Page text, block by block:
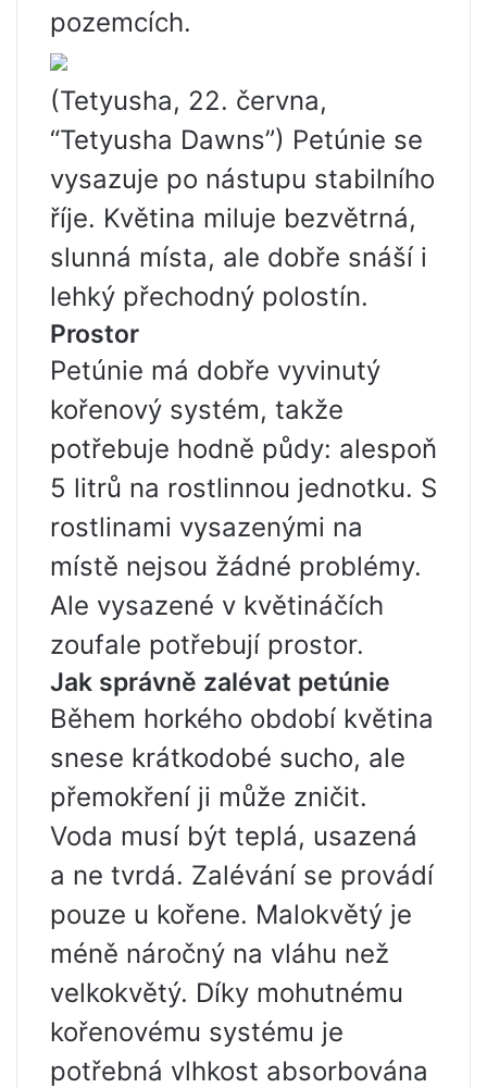
pozemcích.
(Tetyusha, 22. června,
“Tetyusha Dawns”) Petúnie se
vysazuje po nástupu stabilního
říje. Květina miluje bezvětrná,
slunná místa, ale dobře snáší i
lehký přechodný polostín.
Prostor
Petúnie má dobře vyvinutý
kořenový systém, takže
potřebuje hodně půdy: alespoň
5 litrů na rostlinnou jednotku. S
rostlinami vysazenými na
místě nejsou žádné problémy.
Ale vysazené v květináčích
zoufale potřebují prostor.
Jak správně zalévat petúnie
Během horkého období květina
snese krátkodobé sucho, ale
přemokření ji může zničit.
Voda musí být teplá, usazená
a ne tvrdá. Zalévání se provádí
pouze u kořene. Malokvětý je
méně náročný na vláhu než
velkokvětý. Díky mohutnému
kořenovému systému je
potřebná vlhkost absorbována